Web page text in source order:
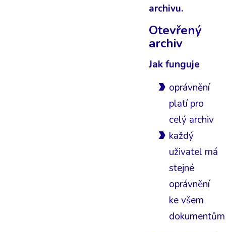
archivu.
Otevřený
archiv
Jak funguje
oprávnění
platí pro
celý archiv
každý
uživatel má
stejné
oprávnění
ke všem
dokumentům